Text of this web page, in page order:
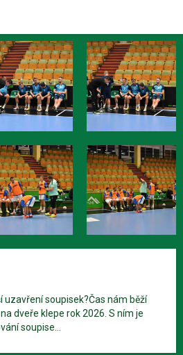
uzavření soupisek?Čas nám běží
dveře klepe rok 2026. S ním je
soupise...